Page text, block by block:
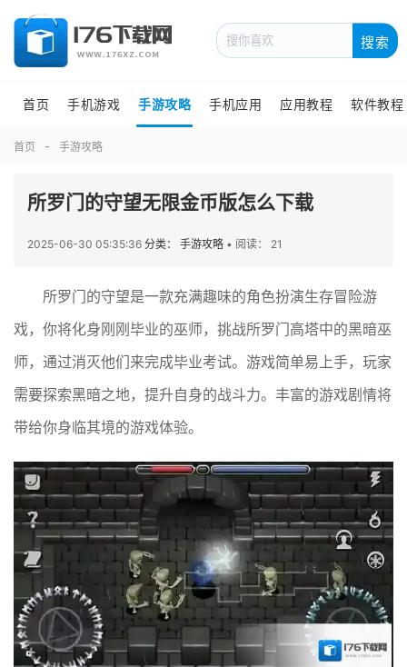
搜索
首页 手机游戏 手游攻略 手机应用 应用教程 软件教程
首页 手游攻略
所罗门的守望无限金币版怎么下载
2025-06-30 05:35:36 分类： 手游攻略 • 阅读： 21
所罗门的守望是一款充满趣味的角色扮演生存冒险游
戏，你将化身刚刚毕业的巫师，挑战所罗门高塔中的黑暗巫
师，通过消灭他们来完成毕业考试。游戏简单易上手，玩家
需要探索黑暗之地，提升自身的战斗力。丰富的游戏剧情将
带给你身临其境的游戏体验。